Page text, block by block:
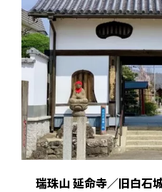
瑞珠山 延命寺／旧白石